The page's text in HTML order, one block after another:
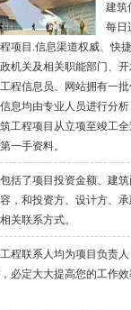
建筑
每日
项目.信息渠道权威、快
机关及相关职能部门、
程信息员、网站拥有一
息均由专业人员进行分
工程项目从立项至竣工
一手资料。
包括了项目投资金额、建
，和投资方、设计方、
关联系方式。
工程联系人均为项目负责
必定大大提高您的工作